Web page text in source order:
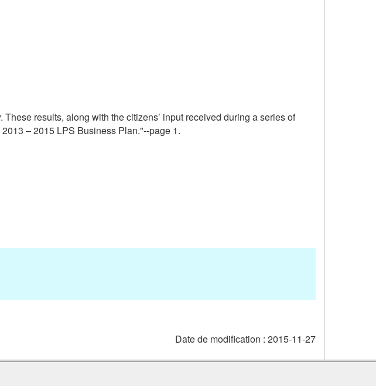
results, along with the citizens’ input received during a series of
– 2015 LPS Business Plan."--page 1.
Date de modification : 2015-11-27